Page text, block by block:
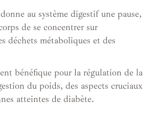
au système digestif une pause,
de se concentrer sur
déchets métaboliques et des
bénéfique pour la régulation de la
du poids, des aspects cruciaux
atteintes de diabète.